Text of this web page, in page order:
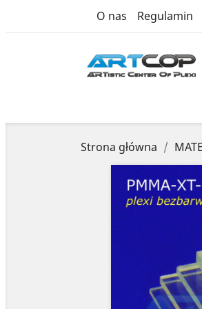
O nas Regulamin
Strona główna